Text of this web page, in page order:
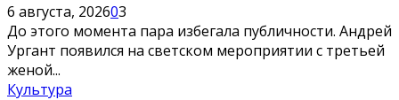
6 августа, 202603
До этого момента пара избегала публичности. Андрей
Ургант появился на светском мероприятии с третьей
женой...
Культура